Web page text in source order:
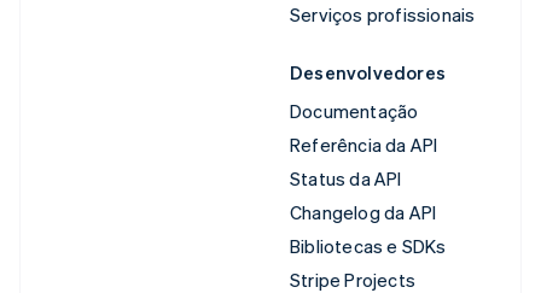
Serviços profissionais
Desenvolvedores
Documentação
Referência da API
Status da API
Changelog da API
Bibliotecas e SDKs
Stripe Projects